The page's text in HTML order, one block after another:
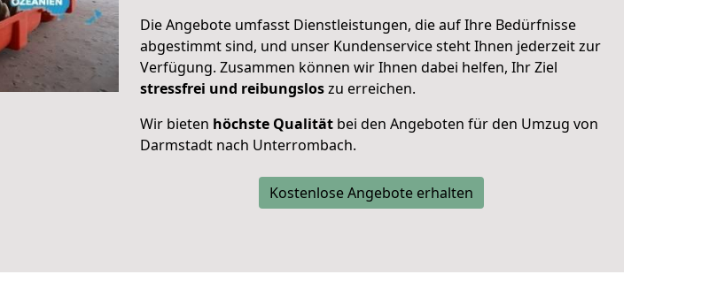
Die Angebote umfasst Dienstleistungen, die auf Ihre Bedürfnisse
abgestimmt sind, und unser Kundenservice steht Ihnen jederzeit zur
Verfügung. Zusammen können wir Ihnen dabei helfen, Ihr Ziel
stressfrei und reibungsloszu erreichen.
Wir bieten höchste Qualität bei den Angeboten für den Umzug von
Darmstadt nach Unterrombach.
Kostenlose Angebote erhalten